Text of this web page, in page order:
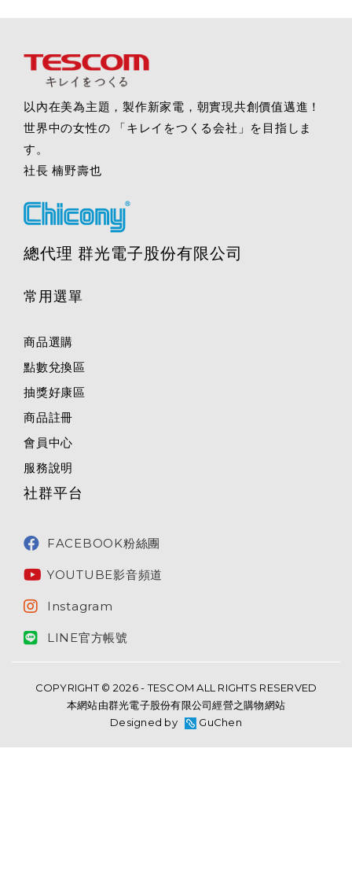
以內在美為主題，製作新家電，朝實現共創價值邁進！
世界中の女性の 「キレイをつくる会社」を目指しま
す。
社長 楠野壽也
總代理 群光電子股份有限公司
常用選單
商品選購
點數兌換區
抽獎好康區
商品註冊
會員中心
服務說明
社群平台
FACEBOOK粉絲團
YOUTUBE影音頻道
Instagram
LINE官方帳號
COPYRIGHT © 2026 - TESCOM ALL RIGHTS RESERVED
本網站由群光電子股份有限公司經營之購物網站
Designed by
GuChen